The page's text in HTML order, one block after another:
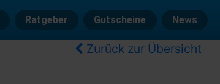
Ratgeber Gutscheine News
Zurück zur Übersicht